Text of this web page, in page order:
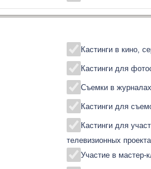
Кастинги в кино,
Кастинги для
Съемки в журналах
Кастинги для
Кастинги для
телевизионных
Участие в мастер-